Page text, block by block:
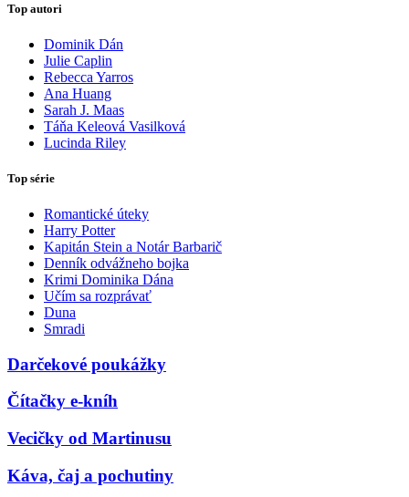
Top autori
Dominik Dán
Julie Caplin
Rebecca Yarros
Ana Huang
Sarah J. Maas
Táňa Keleová Vasilková
Lucinda Riley
Top série
Romantické úteky
Harry Potter
Kapitán Stein a Notár Barbarič
Denník odvážneho bojka
Krimi Dominika Dána
Učím sa rozprávať
Duna
Smradi
Darčekové poukážky
Čítačky e-kníh
Vecičky od Martinusu
Káva, čaj a pochutiny